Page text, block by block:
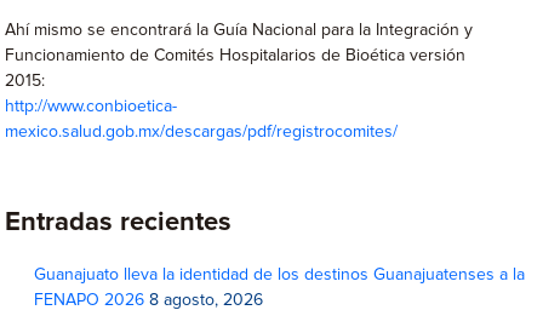
Ahí mismo se encontrará la Guía Nacional para la Integración y
Funcionamiento de Comités Hospitalarios de Bioética versión
2015:
http://www.conbioetica-
mexico.salud.gob.mx/descargas/pdf/registrocomites/
Entradas recientes
Guanajuato lleva la identidad de los destinos Guanajuatenses a la
FENAPO 2026 8 agosto, 2026